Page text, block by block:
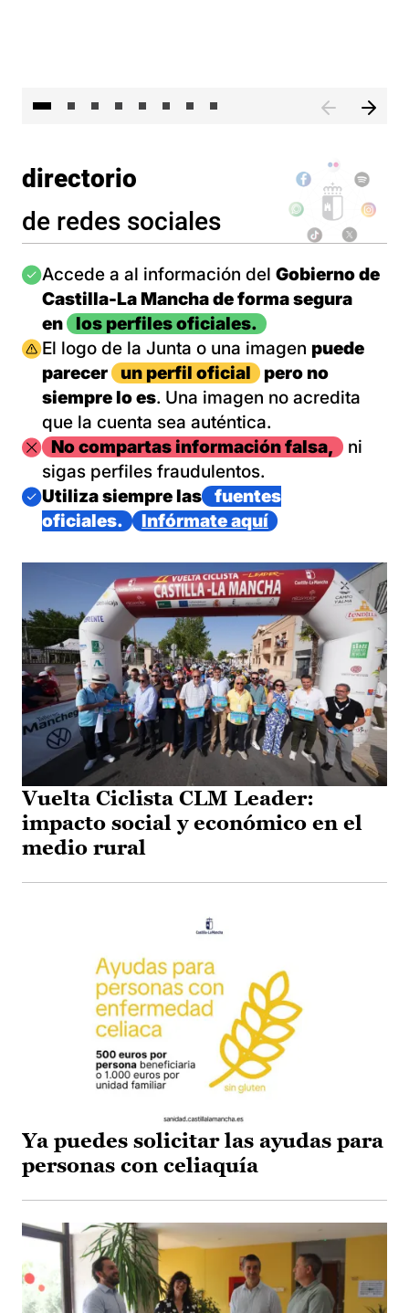
directorio
de redes sociales
Imagen
Accede a al información del Gobierno de
Castilla-La Mancha de forma segura
en
los perfiles oficiales.
Imagen
El logo de la Junta o una imagen puede
parecer
un perfil oficial
pero no
siempre lo es. Una imagen no acredita
que la cuenta sea auténtica.
ImagenNo compartas información falsa,
ni
sigas perfiles fraudulentos.
Imagen
Utiliza siempre las
fuentes
oficiales.
Infórmate aquí
Vuelta Ciclista CLM Leader:
impacto social y económico en el
medio rural
Ya puedes solicitar las ayudas para
personas con celiaquía